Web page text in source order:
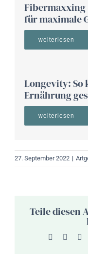
Fibermaxxing
für maximale
weiterlesen
Longevity: So
Ernährung
weiterlesen
27. September 2022 |
Teile diesen
Facebook